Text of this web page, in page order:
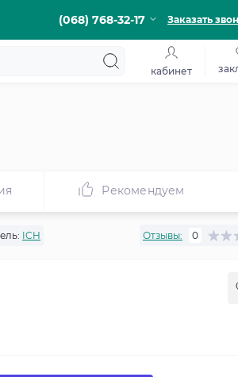
(068) 768-32-17 Заказать
кабинет
Рекомендуем
ICH Отзывы: 0